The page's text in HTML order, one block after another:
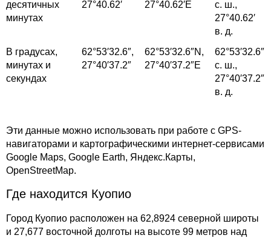
десятичных
минутах
27°40.62′
27°40.62′E
с. ш.,
27°40.62′
в. д.
В градусах,
минутах и
секундах
62°53′32.6″,
27°40′37.2″
62°53′32.6″N,
27°40′37.2″E
62°53′32.6″
с. ш.,
27°40′37.2″
в. д.
Эти данные можно использовать при работе с GPS-
навигаторами и картографическими интернет-сервисами
Google Maps, Google Earth, Яндекс.Карты,
OpenStreetMap.
Где находится Куопио
Город Куопио расположен на 62,8924 северной широты
и 27,677 восточной долготы на высоте 99 метров над